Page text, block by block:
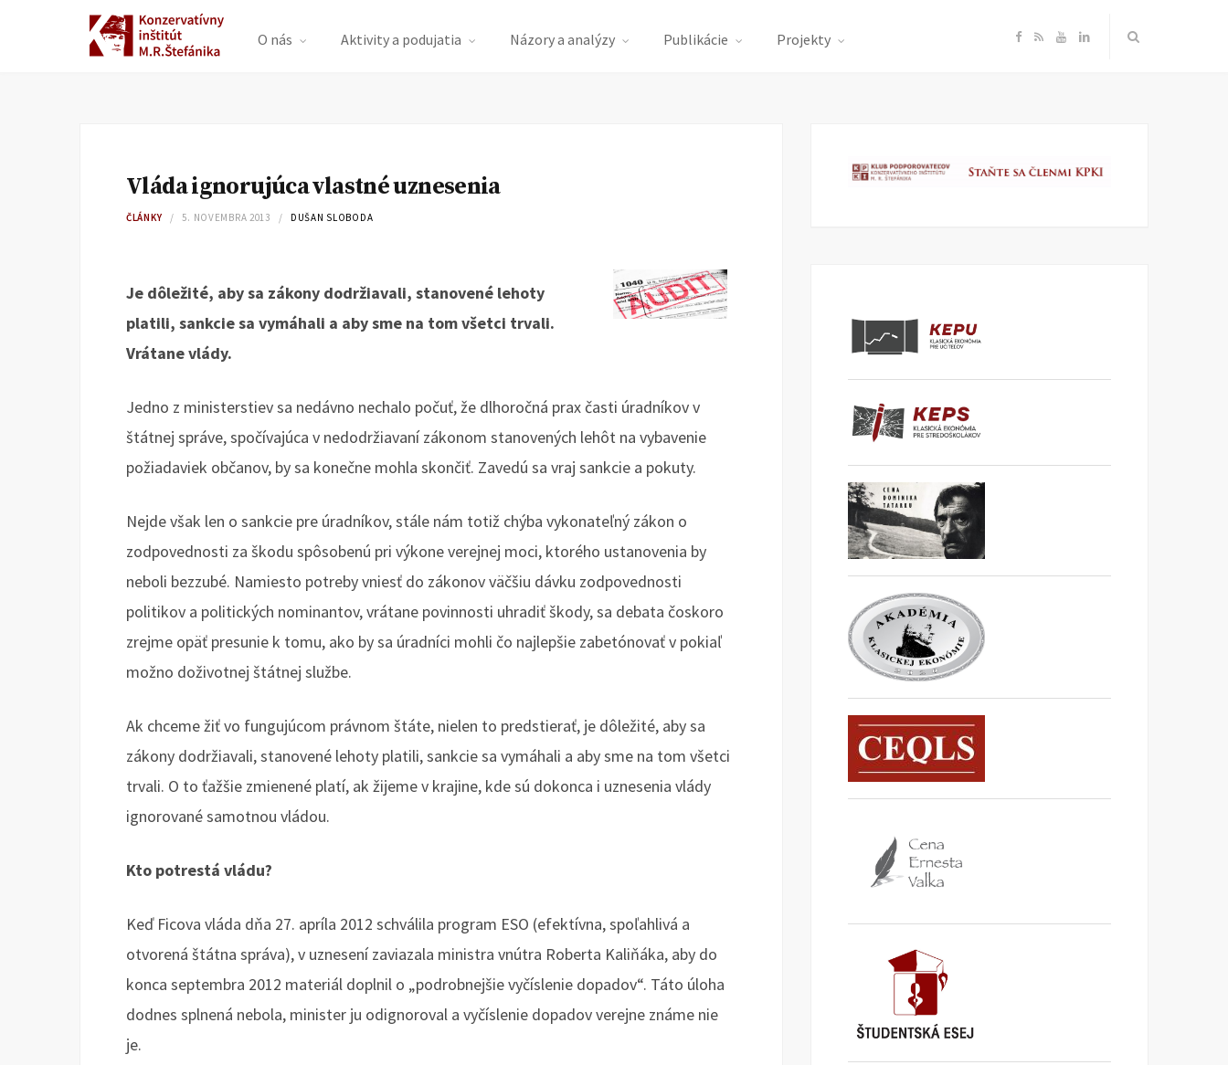
O nás Aktivity a podujatia Názory a analýzy Publikácie Projekty F
e
R Y
T
L
k
Vláda ignorujúca vlastné uznesenia
ČLÁNKY 5. NOVEMBRA 2013 DUŠAN SLOBODA
Je dôležité, aby sa zákony dodržiavali, stanovené lehoty
platili, sankcie sa vymáhali a aby sme na tom všetci trvali.
Vrátane vlády.
Jedno z ministerstiev sa nedávno nechalo počuť, že dlhoročná prax časti úradníkov v
štátnej správe, spočívajúca v nedodržiavaní zákonom stanovených lehôt na vybavenie
požiadaviek občanov, by sa konečne mohla skončiť. Zavedú sa vraj sankcie a pokuty.
Nejde však len o sankcie pre úradníkov, stále nám totiž chýba vykonateľný zákon o
zodpovednosti za škodu spôsobenú pri výkone verejnej moci, ktorého ustanovenia by
neboli bezzubé. Namiesto potreby vniesť do zákonov väčšiu dávku zodpovednosti
politikov a politických nominantov, vrátane povinnosti uhradiť škody, sa debata čoskoro
zrejme opäť presunie k tomu, ako by sa úradníci mohli čo najlepšie zabetónovať v pokiaľ
možno doživotnej štátnej službe.
Ak chceme žiť vo fungujúcom právnom štáte, nielen to predstierať, je dôležité, aby sa
zákony dodržiavali, stanovené lehoty platili, sankcie sa vymáhali a aby sme na tom všetci
trvali. O to ťažšie zmienené platí, ak žijeme v krajine, kde sú dokonca i uznesenia vlády
ignorované samotnou vládou.
Kto potrestá vládu?
Keď Ficova vláda dňa 27. apríla 2012 schválila program ESO (efektívna, spoľahlivá a
otvorená štátna správa), v uznesení zaviazala ministra vnútra Roberta Kaliňáka, aby do
konca septembra 2012 materiál doplnil o „podrobnejšie vyčíslenie dopadov“. Táto úloha
dodnes splnená nebola, minister ju odignoroval a vyčíslenie dopadov verejne známe nie
je.